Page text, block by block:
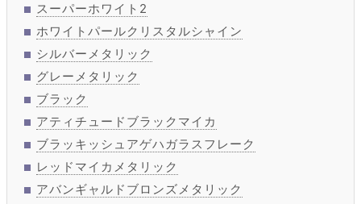
スーパーホワイト2
ホワイトパールクリスタルシャイン
シルバーメタリック
グレーメタリック
ブラック
アティチュードブラックマイカ
ブラッキッシュアゲハガラスフレーク
レッドマイカメタリック
アバンギャルドブロンズメタリック